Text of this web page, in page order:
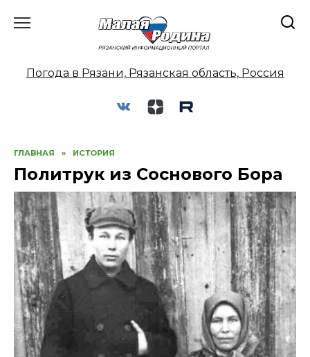
Погода в Рязани, Рязанская область, Россия
ГЛАВНАЯ » ИСТОРИЯ
Политрук из Соснового Бора